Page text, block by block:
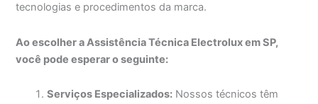
tecnologias e procedimentos da marca.
Ao escolher a Assistência Técnica Electrolux em SP,
você pode esperar o seguinte:
Serviços Especializados: Nossos técnicos têm